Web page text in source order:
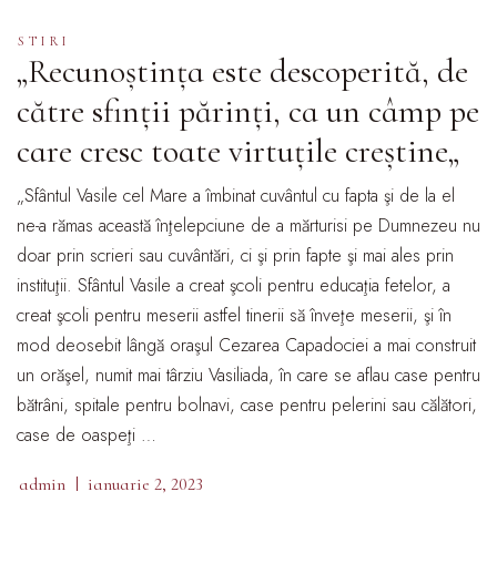
STIRI
„Recunoștința este descoperită, de
către sfinții părinți, ca un câmp pe
care cresc toate virtuțile creștine„
„Sfântul Vasile cel Mare a îmbinat cuvântul cu fapta şi de la el
ne-a rămas această înţelepciune de a mărturisi pe Dumnezeu nu
doar prin scrieri sau cuvântări, ci şi prin fapte şi mai ales prin
instituţii. Sfântul Vasile a creat şcoli pentru educaţia fetelor, a
creat şcoli pentru meserii astfel tinerii să înveţe meserii, şi în
mod deosebit lângă oraşul Cezarea Capadociei a mai construit
un orăşel, numit mai târziu Vasiliada, în care se aflau case pentru
bătrâni, spitale pentru bolnavi, case pentru pelerini sau călători,
case de oaspeţi …
admin ianuarie 2, 2023